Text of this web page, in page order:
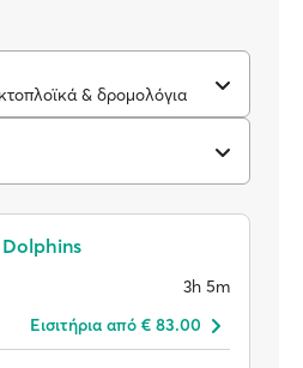
& δρομολόγια
3h 5m
Eισιτήρια από € 83.00